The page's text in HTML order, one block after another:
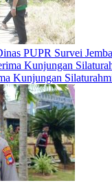
PUPR Survei
Kunjungan